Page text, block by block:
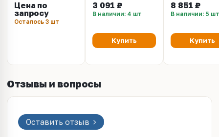
Цена по
запросу
Осталось 3 шт
C1060/1070/71hc
(CET), CET241003
3 091 ₽
В наличии: 4 шт
Купить
(CET), 410000
CET101012
8 851 ₽
В наличии: 5 шт
Купить
Отзывы и вопросы
Оставить отзыв